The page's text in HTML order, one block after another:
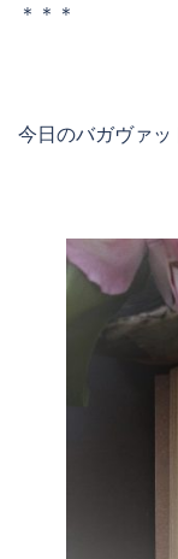
＊＊＊
今日のバガヴァッ